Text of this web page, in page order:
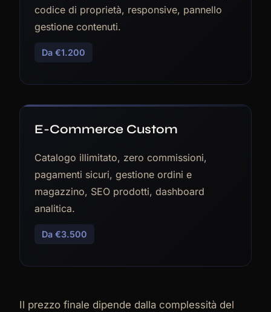
codice di proprietà, responsive, pannello
gestione contenuti.
Da €1.200
E-Commerce Custom
Catalogo illimitato, zero commissioni,
pagamenti sicuri, gestione ordini e
magazzino, SEO prodotti, dashboard
analitica.
Da €3.500
Il prezzo finale dipende dalla complessità del